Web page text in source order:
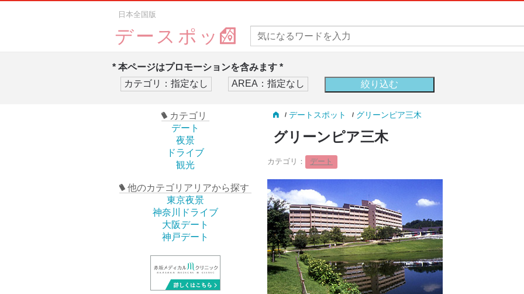
日本全国版
デースポッ
* 本ページはプロモーションを含みます *
カテゴリ
デート
夜景
ドライブ
観光
他のカテゴリアリアから探す
東京夜景
神奈川ドライブ
大阪デート
神戸デート
デートスポット グリーンピア三木
グリーンピア三木
カテゴリ： デート